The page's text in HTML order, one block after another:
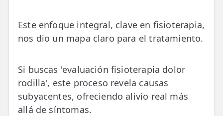
Este enfoque integral, clave en fisioterapia,
nos dio un mapa claro para el tratamiento.
Si buscas 'evaluación fisioterapia dolor
rodilla', este proceso revela causas
subyacentes, ofreciendo alivio real más
allá de síntomas.